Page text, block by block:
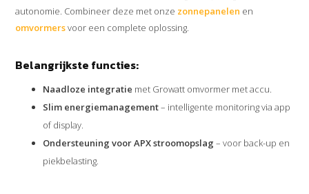
autonomie. Combineer deze met onze zonnepanelen en
omvormersvoor een complete oplossing.
Belangrijkste functies:
Naadloze integratie met Growatt omvormer met accu.
Slim energiemanagement– intelligente monitoring via app
of display.
Ondersteuning voor APX stroomopslag – voor back-up en
piekbelasting.